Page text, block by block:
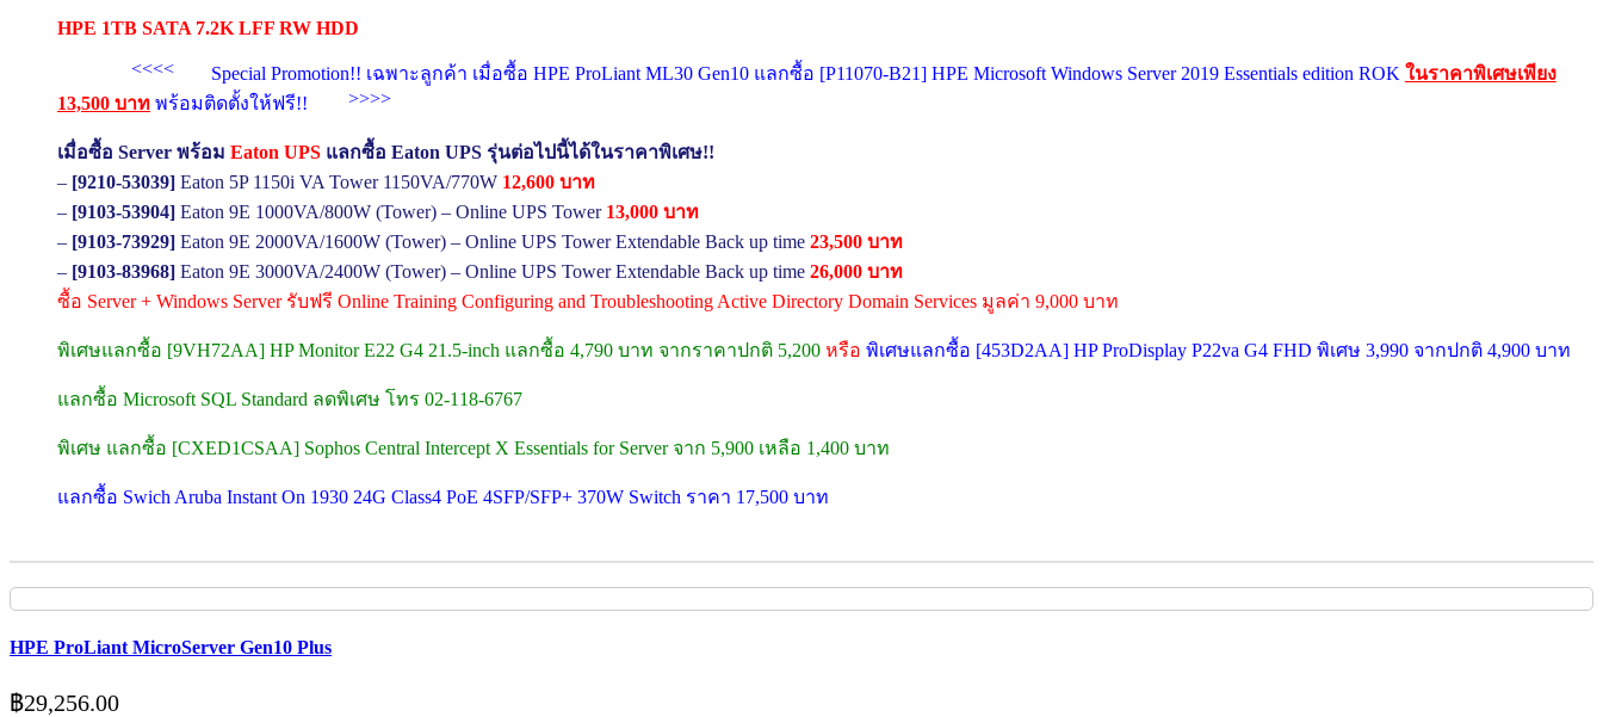
HPE 1TB SATA 7.2K LFF RW HDD
<<<<
Special Promotion!! เฉพาะลูกค้า เมื่อซื้อ HPE ProLiant ML30 Gen10 แลกซื้อ [P11070-B21] HPE Microsoft Windows Server 2019 Essentials edition ROK ในราคาพิเศษเพียง
13,500 บาท พร้อมติดตั้งให้ฟรี!! >>>>
เมื่อซื้อ Server พร้อม Eaton UPS แลกซื้อ Eaton UPS รุ่นต่อไปนี้ได้ในราคาพิเศษ!!
– [9210-53039] Eaton 5P 1150i VA Tower 1150VA/770W 12,600 บาท
– [9103-53904] Eaton 9E 1000VA/800W (Tower) – Online UPS Tower 13,000 บาท
– [9103-73929] Eaton 9E 2000VA/1600W (Tower) – Online UPS Tower Extendable Back up time 23,500 บาท
– [9103-83968] Eaton 9E 3000VA/2400W (Tower) – Online UPS Tower Extendable Back up time 26,000 บาท
ซื้อ Server + Windows Server รับฟรี Online Training Configuring and Troubleshooting Active Directory Domain Services มูลค่า 9,000 บาท
พิเศษแลกซื้อ [9VH72AA] HP Monitor E22 G4 21.5-inch แลกซื้อ 4,790 บาท จากราคาปกติ 5,200 หรือ พิเศษแลกซื้อ [453D2AA] HP ProDisplay P22va G4 FHD พิเศษ 3,990 จากปกติ 4,900 บาท
แลกซื้อ Microsoft SQL Standard ลดพิเศษ โทร 02-118-6767
พิเศษ แลกซื้อ [CXED1CSAA] Sophos Central Intercept X Essentials for Server จาก 5,900 เหลือ 1,400 บาท
แลกซื้อ Swich Aruba Instant On 1930 24G Class4 PoE 4SFP/SFP+ 370W Switch ราคา 17,500 บาท
HPE ProLiant MicroServer Gen10 Plus
฿29,256.00